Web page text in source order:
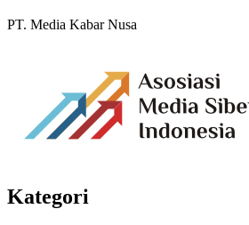
PT. Media Kabar Nusa
Kategori